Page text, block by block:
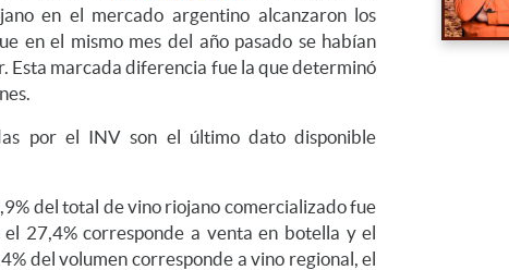
en el mercado argentino alcanzaron los
en el mismo mes del año pasado se habían
Esta marcada diferencia fue la que determinó
por el INV son el último dato disponible
del total de vino riojano comercializado fue
27,4% corresponde a venta en botella y el
del volumen corresponde a vino regional, el